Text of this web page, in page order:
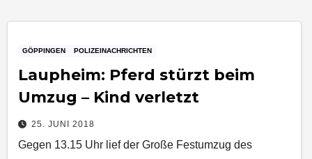
GÖPPINGEN POLIZEINACHRICHTEN
Laupheim: Pferd stürzt beim
Umzug – Kind verletzt
25. JUNI 2018
Gegen 13.15 Uhr lief der Große Festumzug des